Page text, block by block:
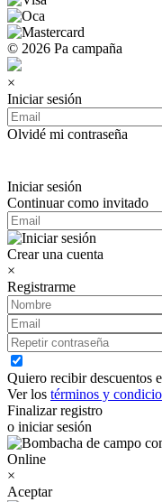
© 2026 Pa campaña
×
Iniciar sesión
Olvidé mi contraseña
Iniciar sesión
Continuar como invitado
Crear una cuenta
×
Registrarme
Quiero recibir descuentos
Ver los términos y
Finalizar registro
o iniciar sesión
×
Aceptar